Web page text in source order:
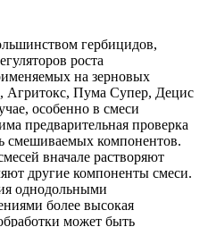
гербицидов,
роста
на зерновых
Агритокс, Пума Супер, Децис
особенно в смеси
предварительная проверка
смешиваемых компонентов.
вначале растворяют
другие компоненты смеси.
однодольными
более высокая
может быть